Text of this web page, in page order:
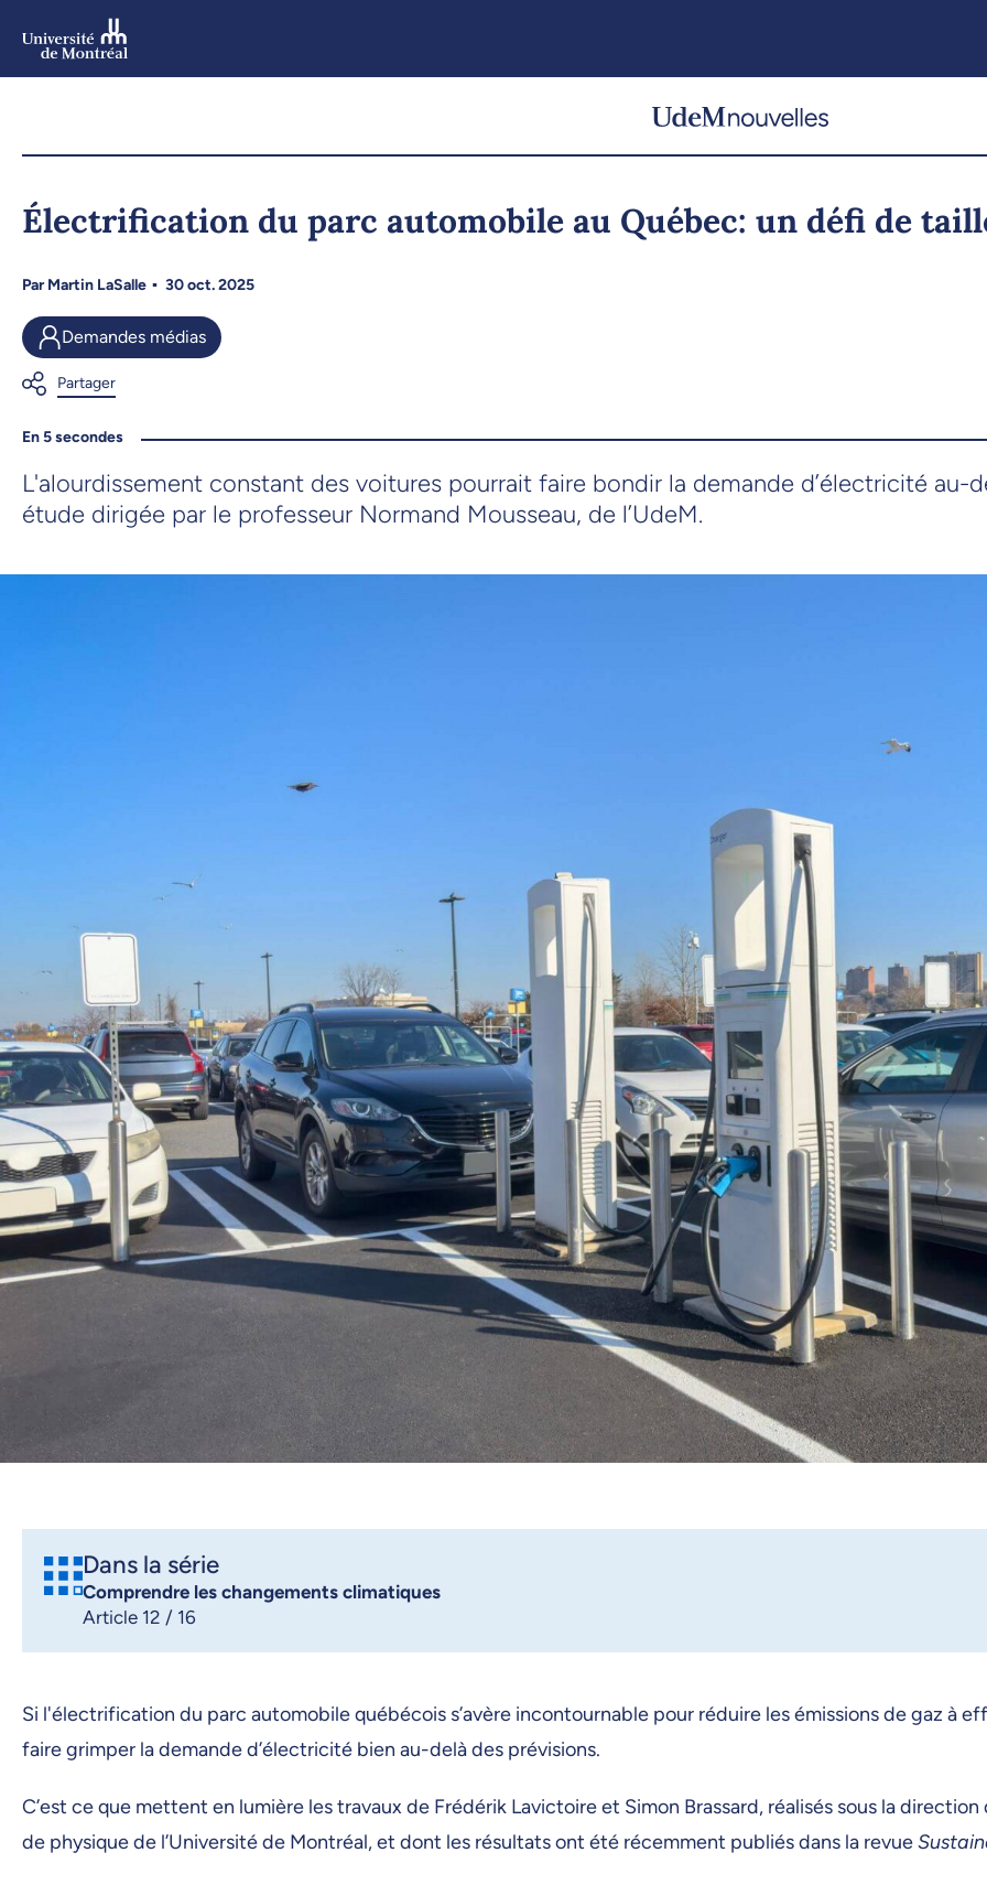
Électrification du parc automobile au Québec: un défi de
ParMartin LaSalle 30 oct. 2025
Demandes médias
En 5 secondes
L'alourdissement constant des voitures pourrait faire bondir la demande d’électricité au-
étude dirigée par le professeur Normand Mousseau, de l’UdeM.
Dans la série
Comprendre les changements climatiques
Article 12 / 16
Si l'électrification du parc automobile québécois s’avère incontournable pour réduire les émissions de gaz à
faire grimper la demande d’électricité bien au-delà des prévisions.
C’est ce que mettent en lumière les travaux de Frédérik Lavictoire et Simon Brassard, réalisés sous la
de physique de l’Université de Montréal, et dont les résultats ont été récemment publiés dans la revue